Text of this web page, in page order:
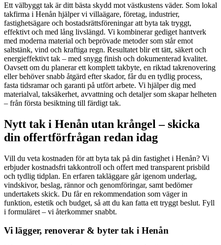
Ett välbyggt tak är ditt bästa skydd mot västkustens väder. Som lokal
takfirma i Henån hjälper vi villaägare, företag, industrier,
fastighetsägare och bostadsrättsföreningar att byta tak tryggt,
effektivt och med lång livslängd. Vi kombinerar gediget hantverk
med moderna material och beprövade metoder som står emot
saltstänk, vind och kraftiga regn. Resultatet blir ett tätt, säkert och
energieffektivt tak – med snygg finish och dokumenterad kvalitet.
Oavsett om du planerar ett komplett takbyte, en riktad takrenovering
eller behöver snabb åtgärd efter skador, får du en tydlig process,
fasta tidsramar och garanti på utfört arbete. Vi hjälper dig med
materialval, taksäkerhet, avvattning och detaljer som skapar helheten
– från första besiktning till färdigt tak.
Nytt tak i Henån utan krångel – skicka
din offertförfrågan redan idag
Vill du veta kostnaden för att byta tak på din fastighet i Henån? Vi
erbjuder kostnadsfri takkontroll och offert med transparent prisbild
och tydlig tidplan. En erfaren takläggare går igenom underlag,
vindskivor, beslag, rännor och genomföringar, samt bedömer
undertakets skick. Du får en rekommendation som väger in
funktion, estetik och budget, så att du kan fatta ett tryggt beslut. Fyll
i formuläret – vi återkommer snabbt.
Vi lägger, renoverar & byter tak i Henån